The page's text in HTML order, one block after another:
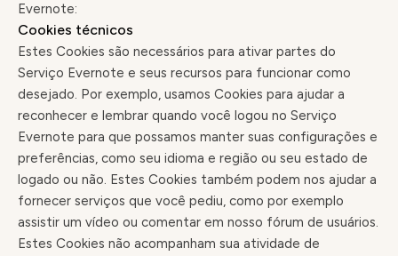
Evernote:
Cookies técnicos
Estes Cookies são necessários para ativar partes do
Serviço Evernote e seus recursos para funcionar como
desejado. Por exemplo, usamos Cookies para ajudar a
reconhecer e lembrar quando você logou no Serviço
Evernote para que possamos manter suas configurações e
preferências, como seu idioma e região ou seu estado de
logado ou não. Estes Cookies também podem nos ajudar a
fornecer serviços que você pediu, como por exemplo
assistir um vídeo ou comentar em nosso fórum de usuários.
Estes Cookies não acompanham sua atividade de